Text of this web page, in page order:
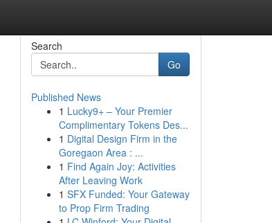
Search
Go
Published News
1 Lucky9+ – Your Premier
Complimentary Tokens Des...
1 Digital Design Firm in the
Goregaon Area : ...
1 Find Again Joy: Activities
After Leaving Work
1 SFX Funded: Your Gateway
to Prop Firm Trading